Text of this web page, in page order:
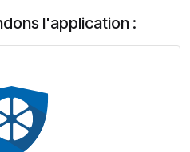
l'application :